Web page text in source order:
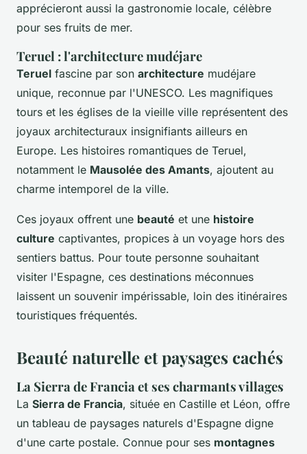
apprécieront aussi la gastronomie locale, célèbre
pour ses fruits de mer.
Teruel : l'architecture mudéjare
Teruel fascine par son architecture mudéjare
unique, reconnue par l'UNESCO. Les magnifiques
tours et les églises de la vieille ville représentent des
joyaux architecturaux insignifiants ailleurs en
Europe. Les histoires romantiques de Teruel,
notamment le Mausolée des Amants, ajoutent au
charme intemporel de la ville.
Ces joyaux offrent une beauté et une histoire
culture captivantes, propices à un voyage hors des
sentiers battus. Pour toute personne souhaitant
visiter l'Espagne, ces destinations méconnues
laissent un souvenir impérissable, loin des itinéraires
touristiques fréquentés.
Beauté naturelle et paysages cachés
La Sierra de Francia et ses charmants villages
La Sierra de Francia, située en Castille et Léon, offre
un tableau de paysages naturels d'Espagne digne
d'une carte postale. Connue pour ses montagnes